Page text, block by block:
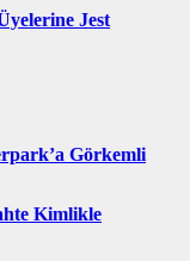
Jest
Görkemli
Kimlikle